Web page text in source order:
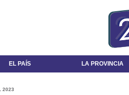
EL PAÍS LA PROVINCIA
2023